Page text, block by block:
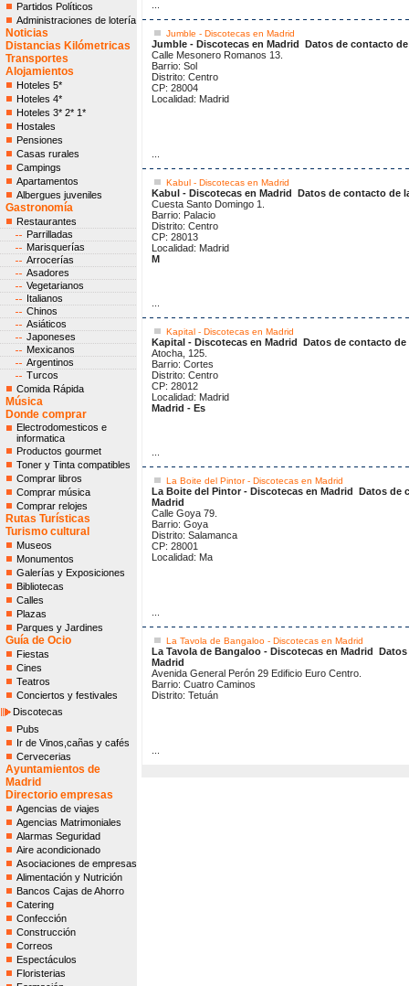
Partidos Políticos
Administraciones de lotería
Noticias
Distancias Kilómetricas
Transportes
Alojamientos
Hoteles 5*
Hoteles 4*
Hoteles 3* 2* 1*
Hostales
Pensiones
Casas rurales
Campings
Apartamentos
Albergues juveniles
Gastronomía
Restaurantes
Parrilladas
Marisquerías
Arrocerías
Asadores
Vegetarianos
Italianos
Chinos
Asiáticos
Japoneses
Mexicanos
Argentinos
Turcos
Comida Rápida
Música
Donde comprar
Electrodomesticos e
informatica
Productos gourmet
Toner y Tinta compatibles
Comprar libros
Comprar música
Comprar relojes
Rutas Turísticas
Turismo cultural
Museos
Monumentos
Galerías y Exposiciones
Bibliotecas
Calles
Plazas
Parques y Jardines
Guía de Ocio
Fiestas
Cines
Teatros
Conciertos y festivales
Discotecas
Pubs
Ir de Vinos,cañas y cafés
Cervecerias
Ayuntamientos de
Madrid
Directorio empresas
Agencias de viajes
Agencias Matrimoniales
Alarmas Seguridad
Aire acondicionado
Asociaciones de empresas
Alimentación y Nutrición
Bancos Cajas de Ahorro
Catering
Confección
Construcción
Correos
Espectáculos
Floristerias
Jumble - Discotecas en Madrid
Jumble - Discotecas en Madrid Datos de contacto
Calle Mesonero Romanos 13.
Barrio: Sol
Distrito: Centro
CP: 28004
Localidad: Madrid
Kabul - Discotecas en Madrid
Kabul - Discotecas en Madrid Datos de contacto de
Cuesta Santo Domingo 1.
Barrio: Palacio
Distrito: Centro
CP: 28013
Localidad: Madrid
M
Kapital - Discotecas en Madrid
Kapital - Discotecas en Madrid Datos de contacto de
Atocha, 125.
Barrio: Cortes
Distrito: Centro
CP: 28012
Localidad: Madrid
Madrid - Es
La Boite del Pintor - Discotecas en Madrid
La Boite del Pintor - Discotecas en Madrid Datos de
Madrid
Calle Goya 79.
Barrio: Goya
Distrito: Salamanca
CP: 28001
Localidad: Ma
La Tavola de Bangaloo - Discotecas en Madrid
La Tavola de Bangaloo - Discotecas en Madrid
Madrid
Avenida General Perón 29 Edificio Euro Centro.
Barrio: Cuatro Caminos
Distrito: Tetuán